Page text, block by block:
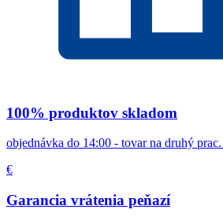
100% produktov skladom
objednávka do 14:00 - tovar na druhý
€
Garancia vrátenia peňazí